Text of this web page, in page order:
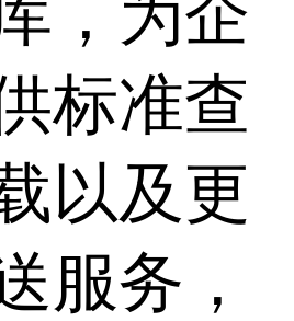
，为企
标准查
以及更
服务，